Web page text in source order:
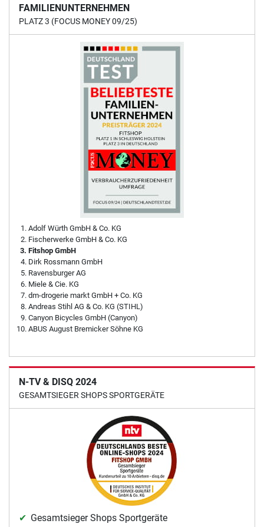
FAMILIENUNTERNEHMEN
PLATZ 3 (FOCUS MONEY 09/25)
Adolf Würth GmbH & Co. KG
Fischerwerke GmbH & Co. KG
Fitshop GmbH
Dirk Rossmann GmbH
Ravensburger AG
Miele & Cie. KG
dm-drogerie markt GmbH + Co. KG
Andreas Stihl AG & Co. KG (STIHL)
Canyon Bicycles GmbH (Canyon)
ABUS August Bremicker Söhne KG
N-TV & DISQ 2024
GESAMTSIEGER SHOPS SPORTGERÄTE
Gesamtsieger Shops Sportgeräte